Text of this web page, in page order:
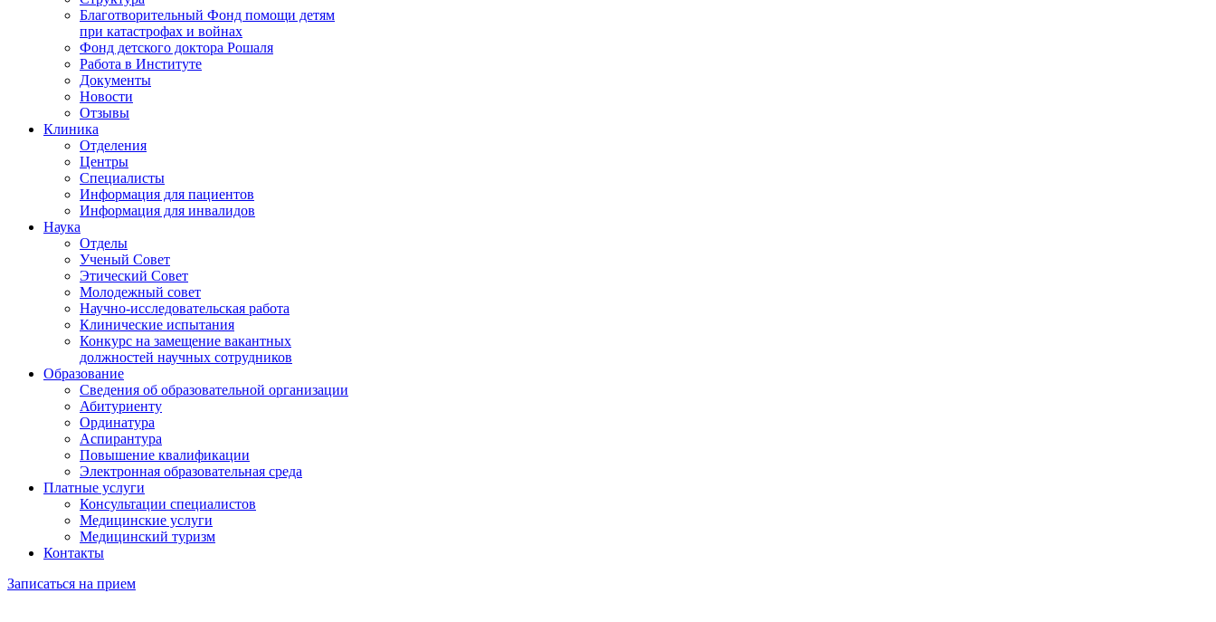
Благотворительный Фонд помощи детям
при катастрофах и войнах
Фонд детского доктора Рошаля
Работа в Институте
Документы
Новости
Отзывы
Клиника
Отделения
Центры
Специалисты
Информация для пациентов
Информация для инвалидов
Наука
Отделы
Ученый Совет
Этический Совет
Молодежный совет
Научно-исследовательская работа
Клинические испытания
Конкурс на замещение вакантных
должностей научных сотрудников
Образование
Сведения об образовательной организации
Абитуриенту
Ординатура
Аспирантура
Повышение квалификации
Электронная образовательная среда
Платные услуги
Консультации специалистов
Медицинские услуги
Медицинский туризм
Контакты
Записаться на прием